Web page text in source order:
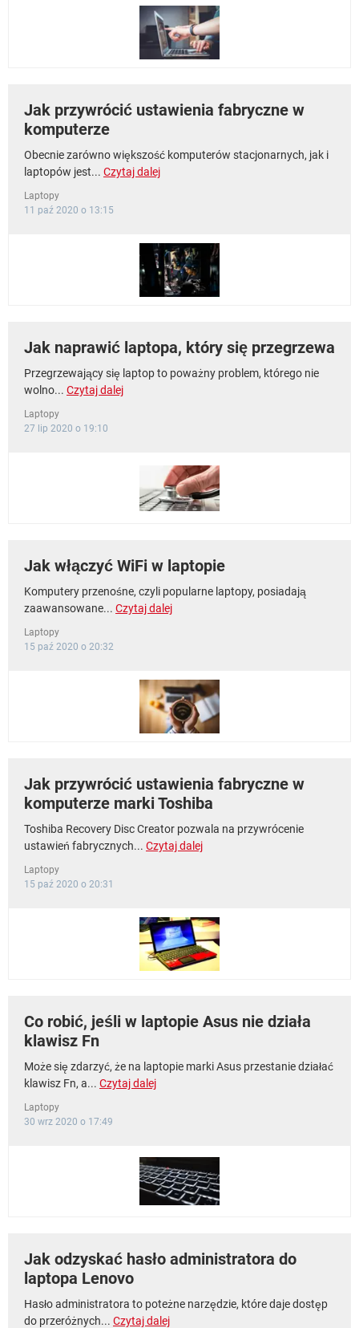
Jak przywrócić ustawienia fabryczne w
komputerze
Obecnie zarówno większość komputerów stacjonarnych, jak i
laptopów jest... Czytaj dalej
Laptopy
11 paź 2020 o 13:15
Jak naprawić laptopa, który się przegrzewa
Przegrzewający się laptop to poważny problem, którego nie
wolno... Czytaj dalej
Laptopy
27 lip 2020 o 19:10
Jak włączyć WiFi w laptopie
Komputery przenośne, czyli popularne laptopy, posiadają
zaawansowane... Czytaj dalej
Laptopy
15 paź 2020 o 20:32
Jak przywrócić ustawienia fabryczne w
komputerze marki Toshiba
Toshiba Recovery Disc Creator pozwala na przywrócenie
ustawień fabrycznych... Czytaj dalej
Laptopy
15 paź 2020 o 20:31
Co robić, jeśli w laptopie Asus nie działa
klawisz Fn
Może się zdarzyć, że na laptopie marki Asus przestanie działać
klawisz Fn, a... Czytaj dalej
Laptopy
30 wrz 2020 o 17:49
Jak odzyskać hasło administratora do
laptopa Lenovo
Hasło administratora to poteżne narzędzie, które daje dostęp
do przeróżnych... Czytaj dalej